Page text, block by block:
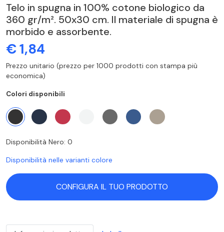
Telo in spugna in 100% cotone biologico da
360 gr/m². 50x30 cm. Il materiale di spugna è
morbido e assorbente.
€ 1,84
Prezzo unitario (prezzo per 1000 prodotti con stampa più
economica)
Colori disponibili
Disponibilità Nero: 0
Disponibilità nelle varianti colore
CONFIGURA IL TUO PRODOTTO